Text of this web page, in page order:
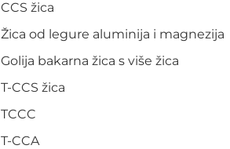
CCS žica
Žica od legure aluminija i magnezija
Golija bakarna žica s više žica
T-CCS žica
TCCC
T-CCA